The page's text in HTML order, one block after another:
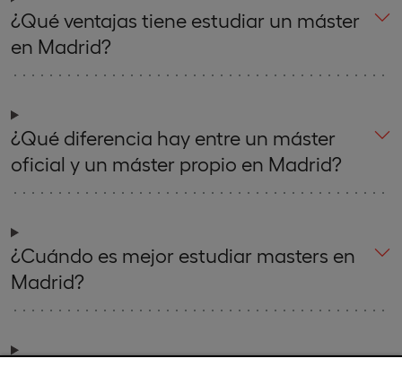
¿Qué ventajas tiene estudiar un máster
en Madrid?
¿Qué diferencia hay entre un máster
oficial y un máster propio en Madrid?
¿Cuándo es mejor estudiar masters en
Madrid?